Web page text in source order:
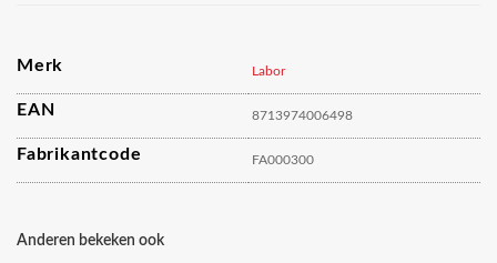
Merk Labor
EAN 8713974006498
Fabrikantcode FA000300
Anderen bekeken ook